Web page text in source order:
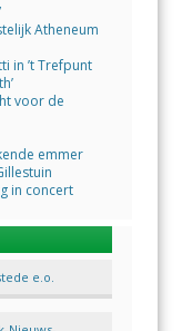
Atheneum
in ’t Trefpunt
voor de
emmer
in concert
e.o.